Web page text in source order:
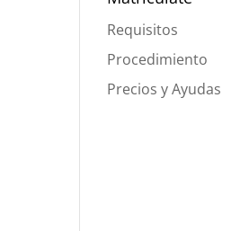
Requisitos
Procedimiento
Precios y Ayudas